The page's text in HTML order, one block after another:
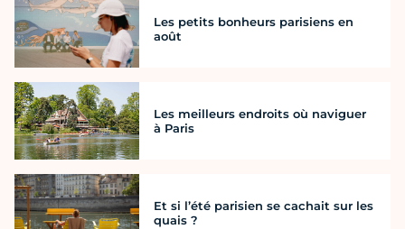
Les petits bonheurs parisiens en
août
Les meilleurs endroits où naviguer
à Paris
Et si l’été parisien se cachait sur les
quais ?